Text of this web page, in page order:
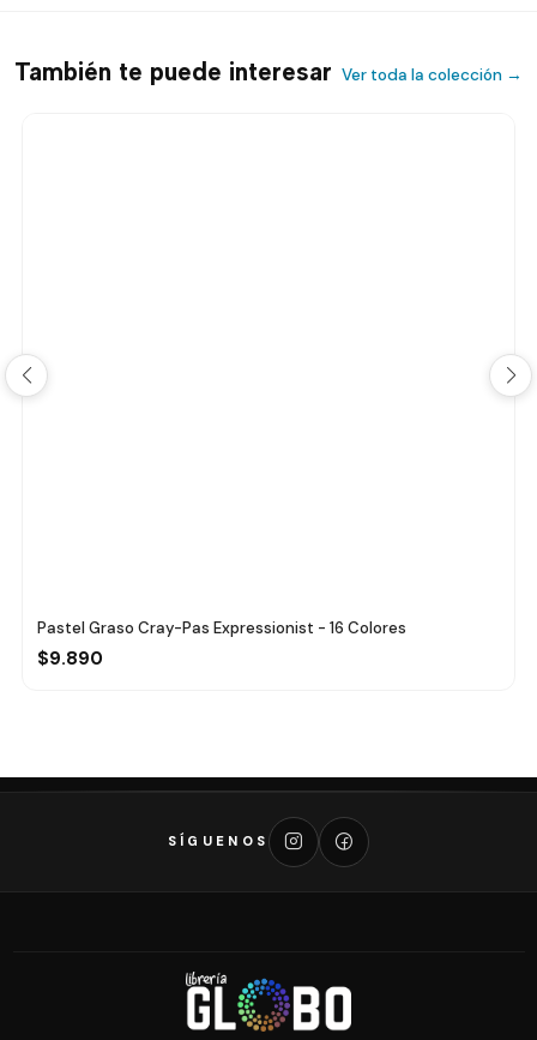
También te puede interesar Ver toda la colección →
Pastel Graso Cray-Pas Expressionist - 16 Colores
$9.890
SÍGUENOS